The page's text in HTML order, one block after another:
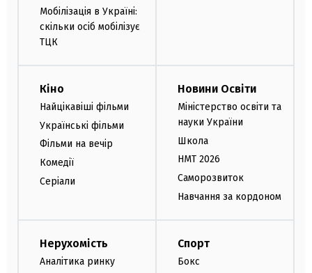
Мобілізація в Україні:
скільки осіб мобілізує
ТЦК
Кіно
Найцікавіші фільми
Українські фільми
Фільми на вечір
Комедії
Серіали
Новини Освіти
Міністерство освіти та
науки України
Школа
НМТ 2026
Саморозвиток
Навчання за кордоном
Нерухомість
Аналітика ринку
Спорт
Бокс